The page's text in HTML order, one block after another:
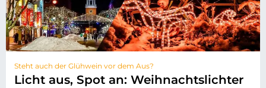
Steht auch der Glühwein vor dem Aus?
Licht aus, Spot an: Weihnachtslichter